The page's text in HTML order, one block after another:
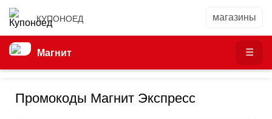
КУПОНОЕД
Магнит
Промокоды Магнит Экспресс